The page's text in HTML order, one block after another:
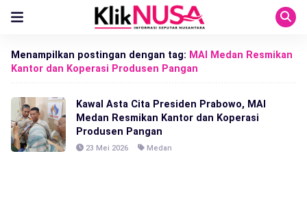
Menampilkan postingan dengan tag: MAI Medan Resmikan
Kantor dan Koperasi Produsen Pangan
Kawal Asta Cita Presiden Prabowo, MAI
Medan Resmikan Kantor dan Koperasi
Produsen Pangan
23 Mei 2026 Medan